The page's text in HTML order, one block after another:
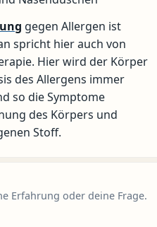
gegen Allergen ist
spricht hier auch von
Hier wird der Körper
des Allergens immer
so die Symptome
des Körpers und
Stoff.
Erfahrung oder deine Frage.